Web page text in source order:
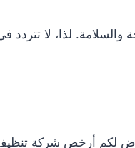
لذا، لا تتردد
لكم أرخص شركة